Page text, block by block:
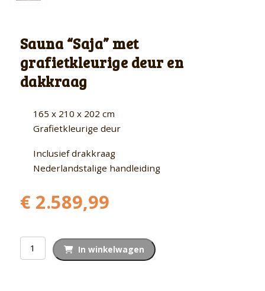
Sauna “Saja” met
grafietkleurige deur en
dakkraag
165 x 210 x 202 cm
Grafietkleurige deur
Inclusief drakkraag
Nederlandstalige handleiding
€ 2.589,99
Sauna
"Saja"
In winkelwagen